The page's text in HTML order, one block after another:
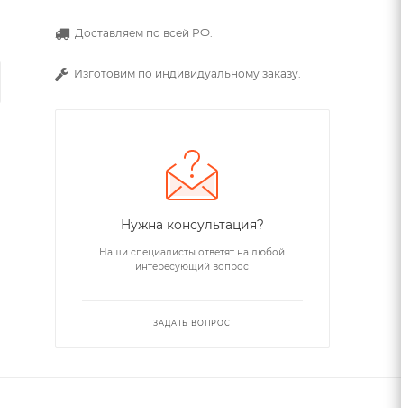
Доставляем по всей РФ.
Изготовим по индивидуальному заказу.
Нужна консультация?
Наши специалисты ответят на любой
интересующий вопрос
ЗАДАТЬ ВОПРОС